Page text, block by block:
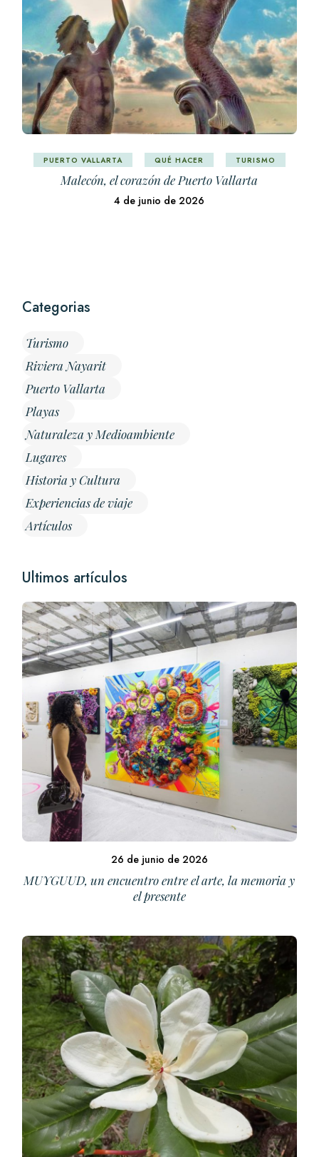
PUERTO VALLARTA QUÉ HACER TURISMO
Malecón, el corazón de Puerto Vallarta
4 de junio de 2026
Categorias
Turismo
Riviera Nayarit
Puerto Vallarta
Playas
Naturaleza y Medioambiente
Lugares
Historia y Cultura
Experiencias de viaje
Artículos
Ultimos artículos
26 de junio de 2026
MUYGUUD, un encuentro entre el arte, la memoria y
el presente